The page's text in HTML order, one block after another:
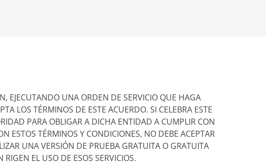
EJECUTANDO UNA ORDEN DE SERVICIO QUE HAGA
LOS TÉRMINOS DE ESTE ACUERDO. SI CELEBRA ESTE
PARA OBLIGAR A DICHA ENTIDAD A CUMPLIR CON
ESTOS TÉRMINOS Y CONDICIONES, NO DEBE ACEPTAR
UNA VERSIÓN DE PRUEBA GRATUITA O GRATUITA
EL USO DE ESOS SERVICIOS.